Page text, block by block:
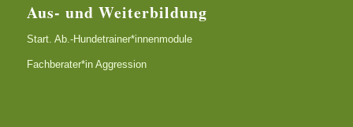
Aus- und Weiterbildung
Start. Ab.-Hundetrainer*innenmodule
Fachberater*in Aggression